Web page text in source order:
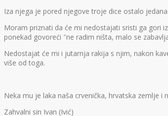
Iza njega je pored njegove troje dice ostalo
Moram priznati da će mi nedostajati sristi ga gori
ponekad govoreći ″ne radim ništa, malo se
Nedostajat će mi i jutarnja rakija s njim, nakon
više od toga.
Neka mu je laka naša crvenička, hrvatska zemlje
Zahvalni sin Ivan (Ivić)